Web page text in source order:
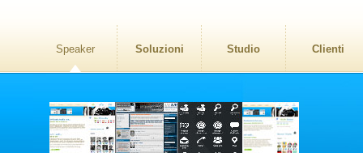
Speaker Soluzioni Studio Clienti